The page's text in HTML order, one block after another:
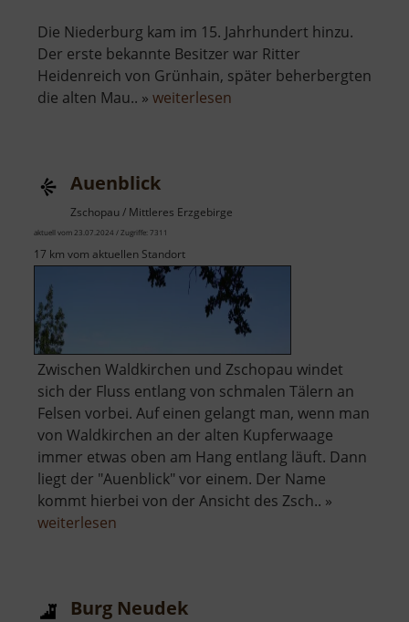
Die Niederburg kam im 15. Jahrhundert hinzu.
Der erste bekannte Besitzer war Ritter
Heidenreich von Grünhain, später beherbergten
die alten Mau.. » weiterlesen
Auenblick
Zschopau / Mittleres Erzgebirge
aktuell vom 23.07.2024 / Zugriffe: 7311
17 km vom aktuellen Standort
Zwischen Waldkirchen und Zschopau windet
sich der Fluss entlang von schmalen Tälern an
Felsen vorbei. Auf einen gelangt man, wenn man
von Waldkirchen an der alten Kupferwaage
immer etwas oben am Hang entlang läuft. Dann
liegt der "Auenblick" vor einem. Der Name
kommt hierbei von der Ansicht des Zsch.. »
weiterlesen
Burg Neudek